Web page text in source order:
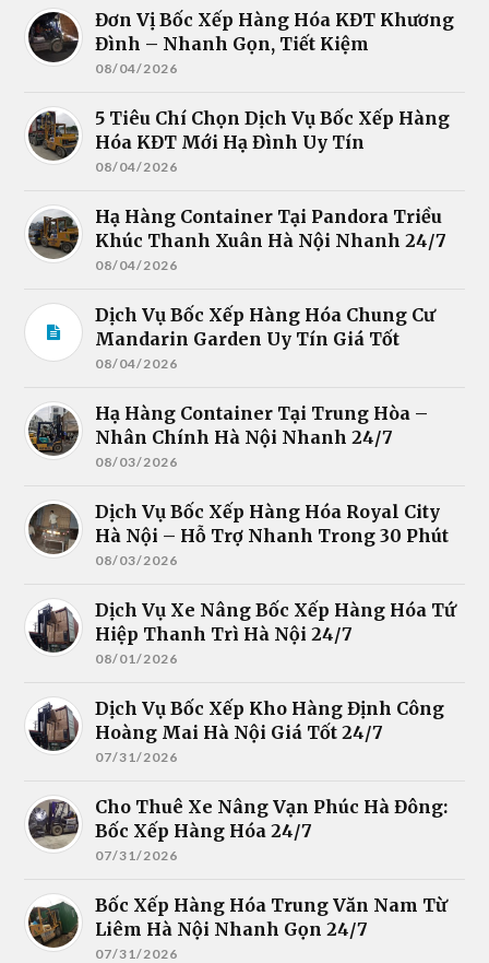
Đơn Vị Bốc Xếp Hàng Hóa KĐT Khương
Đình – Nhanh Gọn, Tiết Kiệm
08/04/2026
5 Tiêu Chí Chọn Dịch Vụ Bốc Xếp Hàng
Hóa KĐT Mới Hạ Đình Uy Tín
08/04/2026
Hạ Hàng Container Tại Pandora Triều
Khúc Thanh Xuân Hà Nội Nhanh 24/7
08/04/2026
Dịch Vụ Bốc Xếp Hàng Hóa Chung Cư
Mandarin Garden Uy Tín Giá Tốt
08/04/2026
Hạ Hàng Container Tại Trung Hòa –
Nhân Chính Hà Nội Nhanh 24/7
08/03/2026
Dịch Vụ Bốc Xếp Hàng Hóa Royal City
Hà Nội – Hỗ Trợ Nhanh Trong 30 Phút
08/03/2026
Dịch Vụ Xe Nâng Bốc Xếp Hàng Hóa Tứ
Hiệp Thanh Trì Hà Nội 24/7
08/01/2026
Dịch Vụ Bốc Xếp Kho Hàng Định Công
Hoàng Mai Hà Nội Giá Tốt 24/7
07/31/2026
Cho Thuê Xe Nâng Vạn Phúc Hà Đông:
Bốc Xếp Hàng Hóa 24/7
07/31/2026
Bốc Xếp Hàng Hóa Trung Văn Nam Từ
Liêm Hà Nội Nhanh Gọn 24/7
07/31/2026